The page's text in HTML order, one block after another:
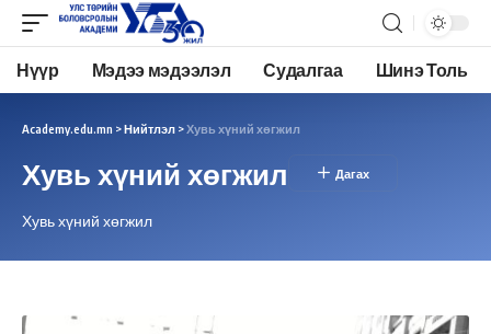
Нүүр Мэдээ мэдээлэл Судалгаа Шинэ Толь
Academy.edu.mn >Нийтлэл >Хувь хүний хөгжил
Хувь хүний хөгжил
Хувь хүний хөгжил